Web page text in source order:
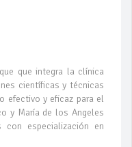
que integra la clínica
científicas y técnicas
efectivo y eficaz para el
y María de los Angeles
con especialización en